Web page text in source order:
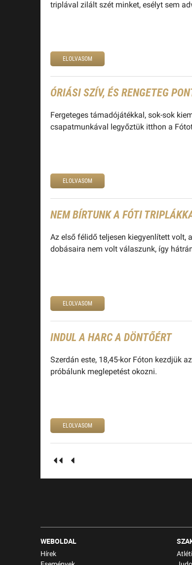
triplával zilált szét minket, esélyt sem
ELOLVASOM
ÓRIÁSI SZÍV, ÉS RENGETEG
Fergeteges támadójátékkal, sok-sok
csapatmunkával legyőztük itthon a
ELOLVASOM
NEM BÍRTUNK A FÓTI
Az első félidő teljesen kiegyenlített volt,
dobásaira nem volt válaszunk, így
ELOLVASOM
INDUL A HARC A DÖNTŐÉRT
Szerdán este, 18,45-kor Fóton kezdjük
próbálunk meglepetést okozni.
ELOLVASOM
WEBOLDAL
Hírek